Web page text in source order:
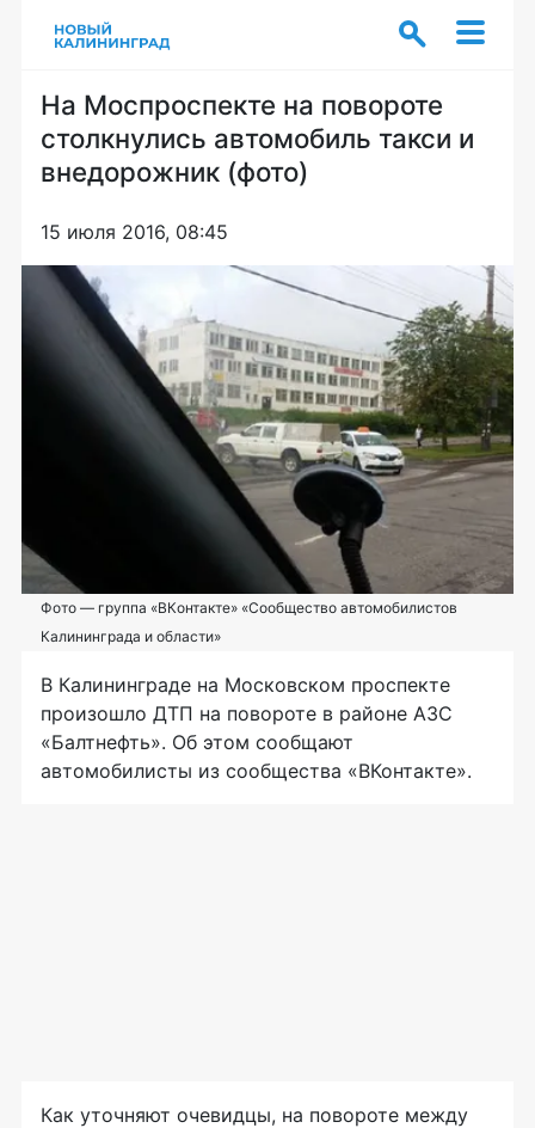
На Моспроспекте на повороте
столкнулись автомобиль такси и
внедорожник (фото)
15 июля 2016, 08:45
Фото — группа «ВКонтакте» «Сообщество автомобилистов
Калининграда и области»
В Калининграде на Московском проспекте
произошло ДТП на повороте в районе АЗС
«Балтнефть». Об этом сообщают
автомобилисты из сообщества «ВКонтакте».
Как уточняют очевидцы, на повороте между